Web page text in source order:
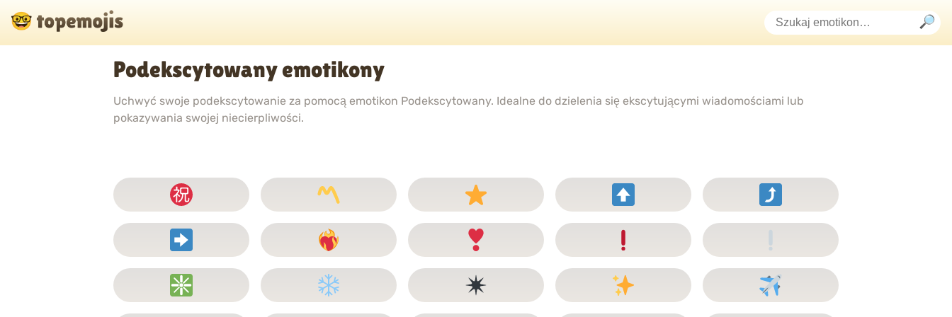
Podekscytowany emotikony
Uchwyć swoje podekscytowanie za pomocą emotikon Podekscytowany. Idealne do dzielenia się ekscytującymi wiadomościami lub
pokazywania swojej niecierpliwości.